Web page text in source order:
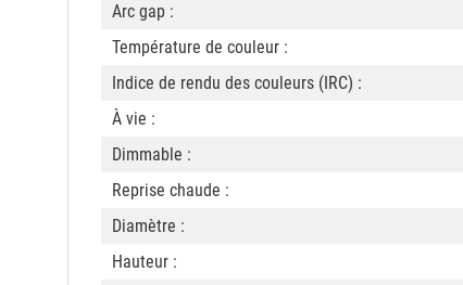
Arc gap :
Température de couleur :
Indice de rendu des couleurs (IRC) :
À vie :
Dimmable :
Reprise chaude :
Diamètre :
Hauteur :